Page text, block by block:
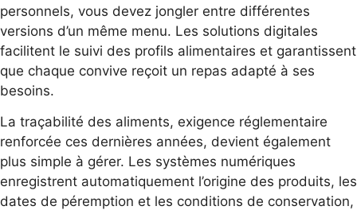
personnels, vous devez jongler entre différentes
versions d’un même menu. Les solutions digitales
facilitent le suivi des profils alimentaires et garantissent
que chaque convive reçoit un repas adapté à ses
besoins.
La traçabilité des aliments, exigence réglementaire
renforcée ces dernières années, devient également
plus simple à gérer. Les systèmes numériques
enregistrent automatiquement l’origine des produits, les
dates de péremption et les conditions de conservation,